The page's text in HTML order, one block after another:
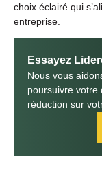
choix éclairé qui
entreprise.
Essayez
Nous vous
poursuivre votre
réduction sur